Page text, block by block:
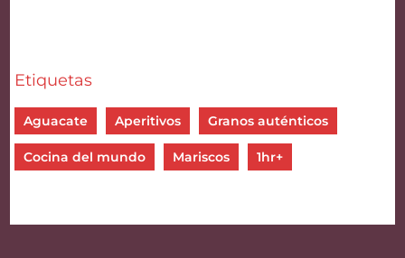
Etiquetas
Aguacate Aperitivos Granos auténticos
Cocina del mundo Mariscos 1hr+